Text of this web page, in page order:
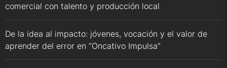
comercial con talento y producción local
De la idea al impacto: jóvenes, vocación y el valor de
aprender del error en “Oncativo Impulsa”